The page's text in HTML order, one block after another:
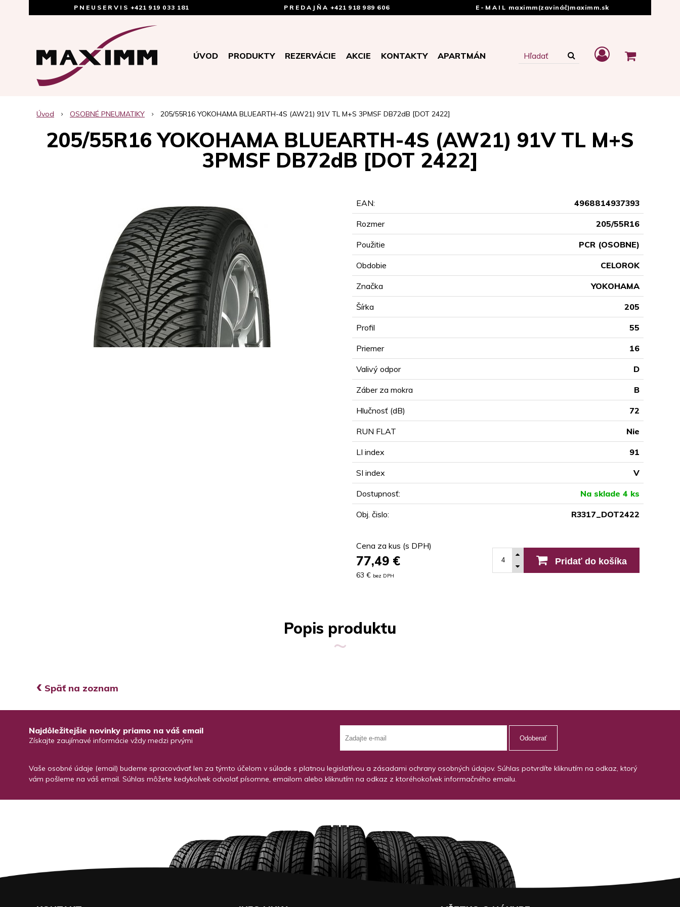
PNEUSERVIS +421 919 033 181 PREDAJŇA +421 918 989 606 E-MAIL maximm(zavináč)maximm.sk
ÚVOD PRODUKTY REZERVÁCIE AKCIE KONTAKTY APARTMÁN
Úvod OSOBNÉ PNEUMATIKY 205/55R16 YOKOHAMA BLUEARTH-4S (AW21) 91V TL M+S 3PMSF DB72dB [DOT 2422]
205/55R16 YOKOHAMA BLUEARTH-4S (AW21) 91V TL M+S
3PMSF DB72dB [DOT 2422]
EAN: 4968814937393
Rozmer 205/55R16
Použitie PCR (OSOBNE)
Obdobie CELOROK
Značka YOKOHAMA
Šírka 205
Profil 55
Priemer 16
Valivý odpor D
Záber za mokra B
Hlučnosť (dB) 72
RUN FLAT Nie
LI index 91
SI index V
Dostupnosť: Na sklade 4 ks
Obj. čislo: R3317_DOT2422
Cena za kus (s DPH)
77,49 €
63 € bez DPH
Pridať do košíka
Popis produktu
‹ Späť na zoznam
Najdôležitejšie novinky priamo na váš email
Získajte zaujímavé informácie vždy medzi prvými Odoberať
Vaše osobné údaje (email) budeme spracovávať len za týmto účelom v súlade s platnou legislatívou a zásadami ochrany osobných údajov. Súhlas potvrdíte kliknutím na odkaz, ktorý
vám pošleme na váš email. Súhlas môžete kedykoľvek odvolať písomne, emailom alebo kliknutím na odkaz z ktoréhokoľvek informačného emailu.